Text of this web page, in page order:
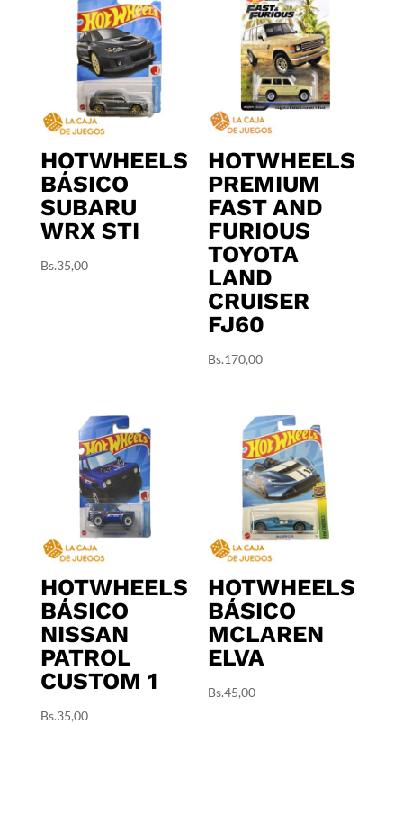
HOTWHEELS
BÁSICO
SUBARU
WRX STI
Bs.35,00
HOTWHEELS
PREMIUM
FAST AND
FURIOUS
TOYOTA
LAND
CRUISER
FJ60
Bs.170,00
HOTWHEELS
BÁSICO
NISSAN
PATROL
CUSTOM 1
Bs.35,00
HOTWHEELS
BÁSICO
MCLAREN
ELVA
Bs.45,00